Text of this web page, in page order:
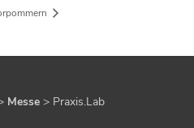
Messe > Praxis.Lab